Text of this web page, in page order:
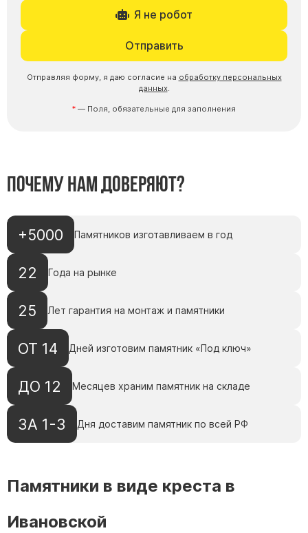
Я не робот
Отправить
Отправляя форму, я даю согласие на обработку персональных
данных.
— Поля, обязательные для заполнения
Почему нам доверяют?
+5000 Памятников изготавливаем в год
22 Года на рынке
25 Лет гарантия на монтаж и памятники
ОТ 14 Дней изготовим памятник «Под ключ»
ДО 12 Месяцев храним памятник на складе
ЗА 1-3 Дня доставим памятник по всей РФ
Памятники в виде креста в
Ивановской